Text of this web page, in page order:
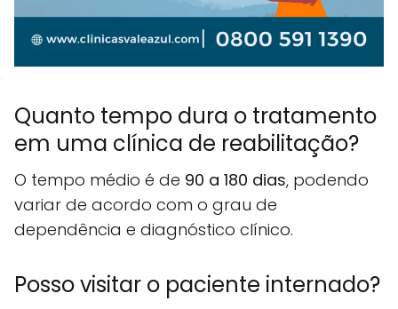
Quanto tempo dura o tratamento
em uma clínica de reabilitação?
O tempo médio é de 90 a 180 dias, podendo
variar de acordo com o grau de
dependência e diagnóstico clínico.
Posso visitar o paciente internado?